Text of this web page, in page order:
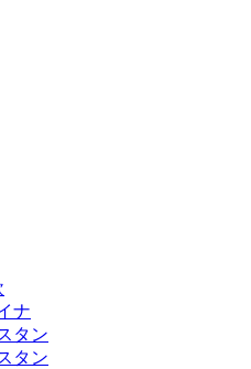
ナ
タン
タン